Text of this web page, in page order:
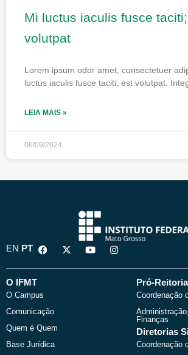
Mi luctus iaculis fusce
volutpat
Lorem ipsum odor amet, consectetuer
luctus iaculis fusce taciti; est volutpat.
LEIA MAIS »
06/09/2024
EN PT
F
a
e
o
k
X
-
w
Y
o
t
I
n
t
O IFMT
O Campus
Comunicação
Quem é Quem
Base Jurídica
Pró-
Coordenação
Finanças
Diretorias
Coordenação